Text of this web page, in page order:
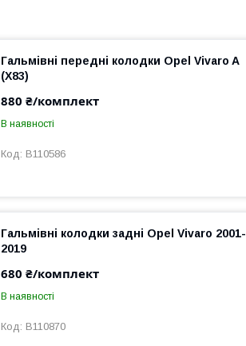
Гальмівні передні колодки Opel Vivaro A
(X83)
880 ₴/комплект
В наявності
B110586
Гальмівні колодки задні Opel Vivaro 2001-
2019
680 ₴/комплект
В наявності
B110870